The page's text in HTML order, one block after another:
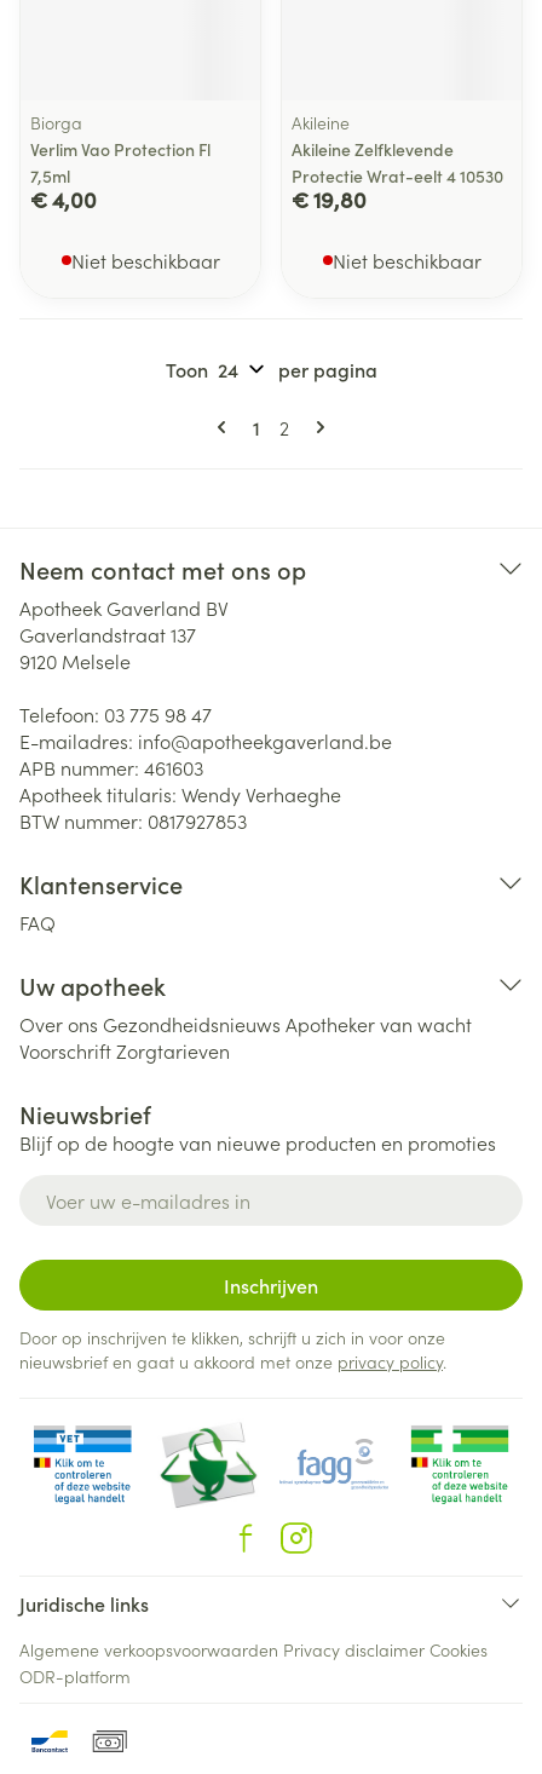
Biorga
Verlim Vao Protection Fl
7,5ml
€ 4,00
Niet beschikbaar
Akileine
Akileine Zelfklevende
Protectie Wrat-eelt 4 10530
€ 19,80
Niet beschikbaar
Pagina's
U lees momenteel pagina
1 Pagina
2
Toon per pagina
Neem contact met ons op
Apotheek Gaverland BV
Gaverlandstraat 137
9120 Melsele
Telefoon: 03 775 98 47
E-mailadres: info@apotheekgaverland.be
APB nummer: 461603
Apotheek titularis: Wendy Verhaeghe
BTW nummer: 0817927853
Klantenservice
FAQ
Uw apotheek
Over ons Gezondheidsnieuws Apotheker van wacht
VoorschriftZorgtarieven
Nieuwsbrief
Blijf op de hoogte van nieuwe producten en promoties
Inschrijven
Door op inschrijven te klikken, schrijft u zich in voor onze
nieuwsbrief en gaat u akkoord met onze privacy policy.
Juridische links
Algemene verkoopsvoorwaarden Privacy disclaimer Cookies
ODR-platform